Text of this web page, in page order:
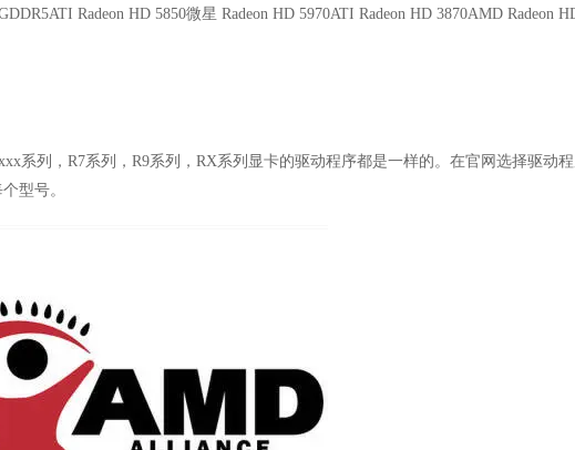
Radeon HD 5850微星 Radeon HD 5970ATI Radeon HD 3870AMD Radeon
系列，R7系列，R9系列，RX系列显卡的驱动程序都是一样的。在官网选择驱动
型号。